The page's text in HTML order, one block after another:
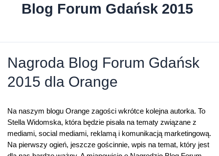
Blog Forum Gdańsk 2015
Nagroda Blog Forum Gdańsk
2015 dla Orange
Na naszym blogu Orange zagości wkrótce kolejna autorka. To
Stella Widomska, która będzie pisała na tematy związane z
mediami, social mediami, reklamą i komunikacją marketingową.
Na pierwszy ogień, jeszcze gościnnie, wpis na temat, który jest